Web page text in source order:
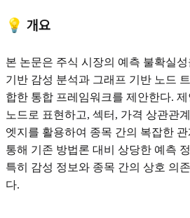
💡 개요
본 논문은 주식 시장의 예측 불확실
기반 감성 분석과 그래프 기반 노드
합한 통합 프레임워크를 제안한다.
노드로 표현하고, 섹터, 가격 상관관
엣지를 활용하여 종목 간의 복잡한
통해 기존 방법론 대비 상당한 예측
특히 감성 정보와 종목 간의 상호 의
다.